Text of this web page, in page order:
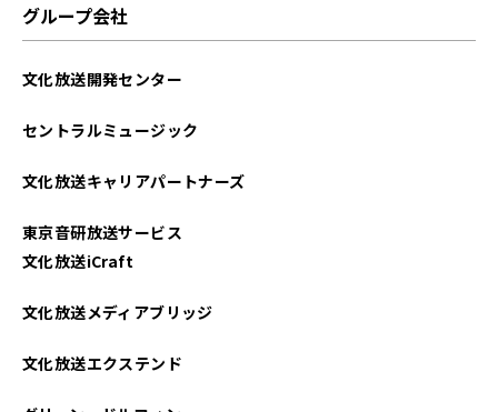
グループ会社
文化放送開発センター
セントラルミュージック
文化放送キャリアパートナーズ
東京音研放送サービス
文化放送iCraft
文化放送メディアブリッジ
文化放送エクステンド